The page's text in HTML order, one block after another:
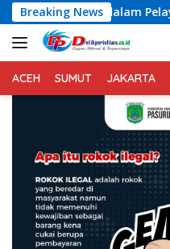
Langsung
ke
konten
Breaking News
Pelayanan Publik di NTB
ACEH SUMUT JAKARTA